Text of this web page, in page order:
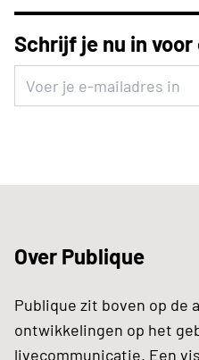
Schrijf je nu in
Over Publique
Publique zit boven op de
ontwikkelingen op het
livecommunicatie. Een